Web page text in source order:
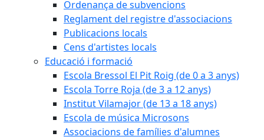
Ordenança de subvencions
Reglament del registre d'associacions
Publicacions locals
Cens d'artistes locals
Educació i formació
Escola Bressol El Pit Roig (de 0 a 3 anys)
Escola Torre Roja (de 3 a 12 anys)
Institut Vilamajor (de 13 a 18 anys)
Escola de música Microsons
Associacions de famílies d'alumnes